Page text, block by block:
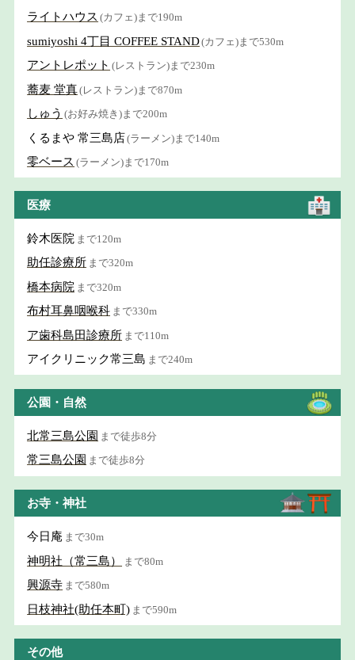
ライトハウス (カフェ)まで190m
sumiyoshi 4丁目 COFFEE STAND(カフェ)まで530m
アントレポット (レストラン)まで230m
蕎麦 堂真(レストラン)まで870m
しゅう (お好み焼き)まで200m
くるまや 常三島店(ラーメン)まで140m
零ベース (ラーメン)まで170m
医療
鈴木医院 まで120m
助任診療所 まで320m
橋本病院 まで320m
布村耳鼻咽喉科 まで330m
ア歯科島田診療所 まで110m
アイクリニック常三島 まで240m
公園・自然
北常三島公園 まで徒歩8分
常三島公園 まで徒歩8分
お寺・神社
今日庵 まで30m
神明社（常三島） まで80m
興源寺 まで580m
日枝神社(助任本町) まで590m
その他